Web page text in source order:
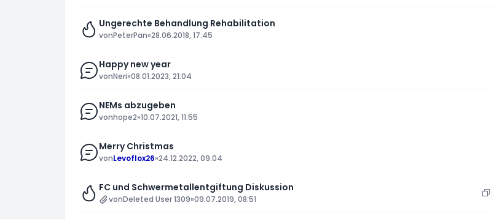
Ungerechte Behandlung Rehabilitation
vonPeterPan»28.06.2018, 17:45
Happy new year
vonNeri»08.01.2023, 21:04
NEMs abzugeben
vonhope2»10.07.2021, 11:55
Merry Christmas
vonLevoflox26»24.12.2022, 09:04
FC und Schwermetallentgiftung Diskussion
vonDeleted User 1309»09.07.2019, 08:51